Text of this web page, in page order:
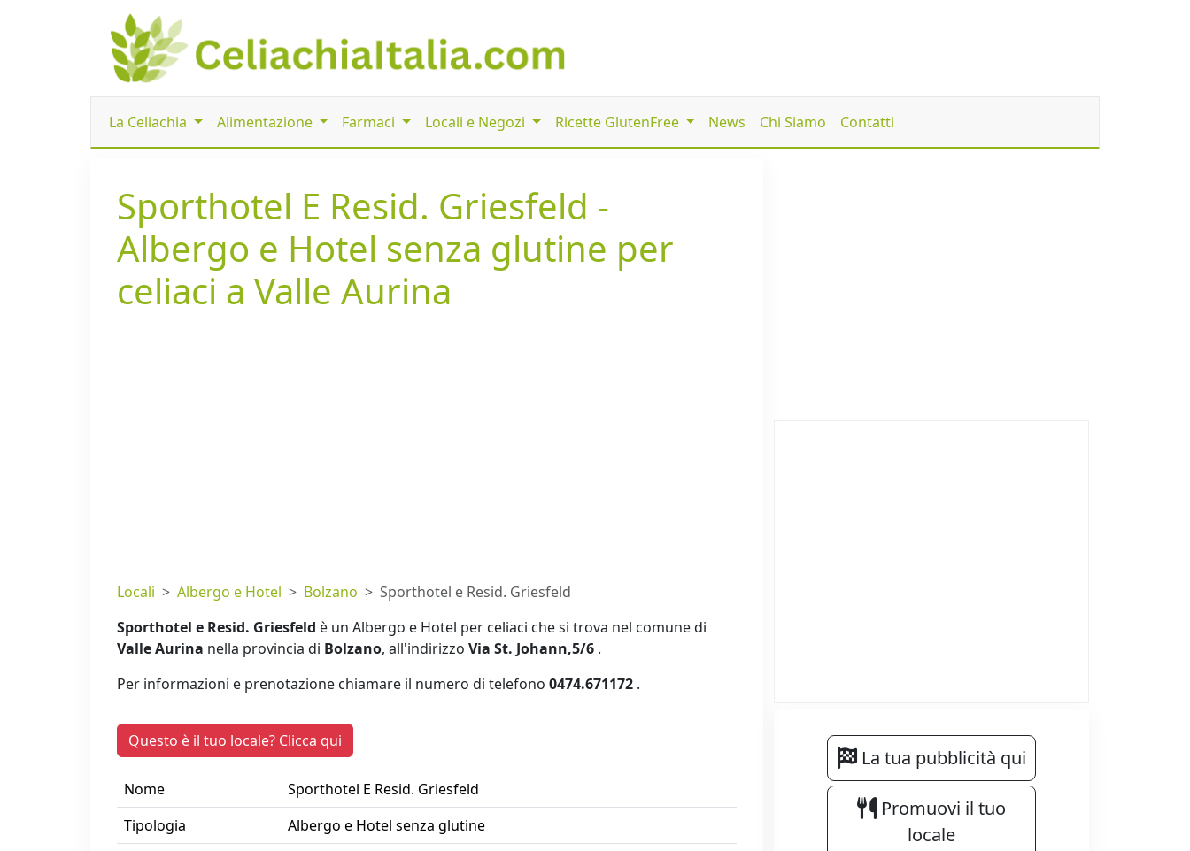
La Celiachia Alimentazione Farmaci Locali e Negozi Ricette GlutenFree News Chi Siamo Contatti
Sporthotel E Resid. Griesfeld -
Albergo e Hotel senza glutine per
celiaci a Valle Aurina
Locali Albergo e Hotel Bolzano
Sporthotel e Resid. Griesfeld
Sporthotel e Resid. Griesfeld è un Albergo e Hotel per celiaci che si trova nel comune di
Valle Aurina nella provincia di Bolzano, all'indirizzo Via St. Johann,5/6 .
Per informazioni e prenotazione chiamare il numero di telefono 0474.671172 .
Questo è il tuo locale? Clicca qui
Nome
Sporthotel E Resid. Griesfeld
Tipologia
Albergo e Hotel senza glutine
La tua pubblicità qui
Promuovi il tuo
locale